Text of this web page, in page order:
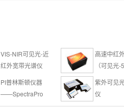
900
（需要制冷腔）
VIS-NIR可见光-近
红外宽带光谱仪
高速中红
（可见光
PI普林斯顿仪器
——SpectraPro
HRS 系列高性能
紫外可见
仪